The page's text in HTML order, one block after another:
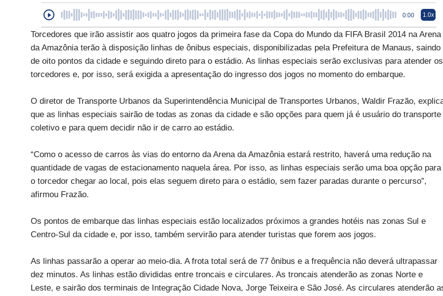
0:00 1.0x
Torcedores que irão assistir aos quatro jogos da primeira fase da Copa do Mundo da FIFA Brasil 2014 na Arena
da Amazônia terão à disposição linhas de ônibus especiais, disponibilizadas pela Prefeitura de Manaus, saindo
de oito pontos da cidade e seguindo direto para o estádio. As linhas especiais serão exclusivas para atender os
torcedores e, por isso, será exigida a apresentação do ingresso dos jogos no momento do embarque.
O diretor de Transporte Urbanos da Superintendência Municipal de Transportes Urbanos, Waldir Frazão,
que as linhas especiais sairão de todas as zonas da cidade e são opções para quem já é usuário do transporte
coletivo e para quem decidir não ir de carro ao estádio.
“Como o acesso de carros às vias do entorno da Arena da Amazônia estará restrito, haverá uma redução na
quantidade de vagas de estacionamento naquela área. Por isso, as linhas especiais serão uma boa opção para
o torcedor chegar ao local, pois elas seguem direto para o estádio, sem fazer paradas durante o percurso”,
afirmou Frazão.
Os pontos de embarque das linhas especiais estão localizados próximos a grandes hotéis nas zonas Sul e
Centro-Sul da cidade e, por isso, também servirão para atender turistas que forem aos jogos.
As linhas passarão a operar ao meio-dia. A frota total será de 77 ônibus e a frequência não deverá ultrapassar
dez minutos. As linhas estão divididas entre troncais e circulares. As troncais atenderão as zonas Norte e
Leste, e sairão dos terminais de Integração Cidade Nova, Jorge Teixeira e São José. As circulares atenderão